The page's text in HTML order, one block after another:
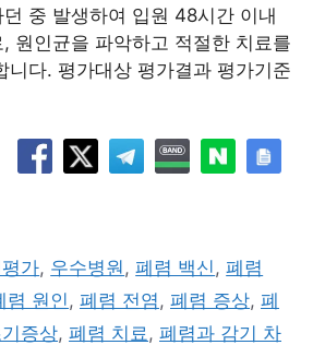
중 발생하여 입원 48시간 이내
원인균을 파악하고 적절한 치료를
니다. 평가대상 평가결과 평가기준
가, 우수병원,폐렴 백신,폐렴
렴 원인, 폐렴 전염, 폐렴 증상, 폐
증상, 폐렴 치료, 폐렴과 감기 차